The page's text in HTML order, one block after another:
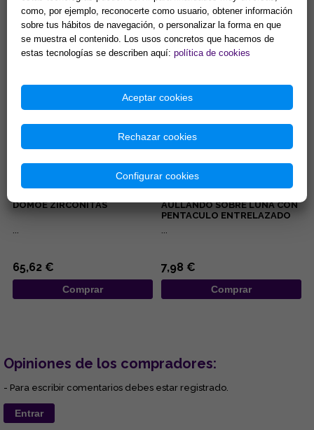
5,00 €
Manipura, chakra del ombligo,
chakra del plexo solar: Se
encuentra en la parte superior
del abdomen en la zona...
8,42 €
DOMOE ZIRCONITAS
65,62 €
Comprar
AULLANDO SOBRE LUNA CON
PENTACULO ENTRELAZADO
7,98 €
Comprar
Opiniones de los compradores:
- Para escribir comentarios debes estar registrado.
Entrar
como, por ejemplo, reconocerte como usuario, obtener información
sobre tus hábitos de navegación, o personalizar la forma en que
se muestra el contenido. Los usos concretos que hacemos de
estas tecnologías se describen aquí: política de cookies
Aceptar cookies
Rechazar cookies
Configurar cookies